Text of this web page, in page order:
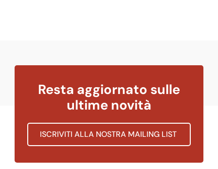
Resta aggiornato sulle
ultime novità
ISCRIVITI ALLA NOSTRA MAILING LIST